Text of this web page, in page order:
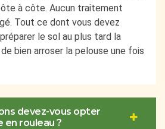
à côte. Aucun traitement
Tout ce dont vous devez
le sol au plus tard la
bien arroser la pelouse une fois
devez-vous opter
en rouleau ?